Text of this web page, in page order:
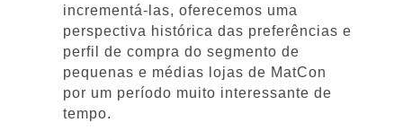
incrementá-las, oferecemos uma
perspectiva histórica das preferências e
perfil de compra do segmento de
pequenas e médias lojas de MatCon
por um período muito interessante de
tempo.